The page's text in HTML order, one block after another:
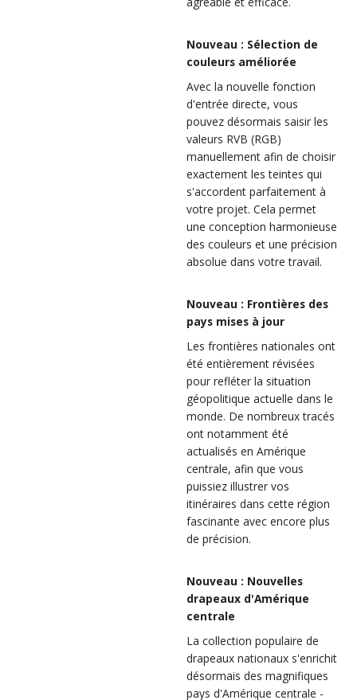
Nouveau : Sélection de
couleurs améliorée
Avec la nouvelle fonction
d'entrée directe, vous
pouvez désormais saisir les
valeurs RVB (RGB)
manuellement afin de choisir
exactement les teintes qui
s'accordent parfaitement à
votre projet. Cela permet
une conception harmonieuse
des couleurs et une précision
absolue dans votre travail.
Nouveau : Frontières des
pays mises à jour
Les frontières nationales ont
été entièrement révisées
pour refléter la situation
géopolitique actuelle dans le
monde. De nombreux tracés
ont notamment été
actualisés en Amérique
centrale, afin que vous
puissiez illustrer vos
itinéraires dans cette région
fascinante avec encore plus
de précision.
Nouveau : Nouvelles
drapeaux d'Amérique
centrale
La collection populaire de
drapeaux nationaux s'enrichit
désormais des magnifiques
pays d'Amérique centrale -